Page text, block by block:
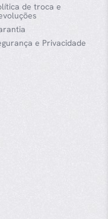
de troca e
e Privacidade